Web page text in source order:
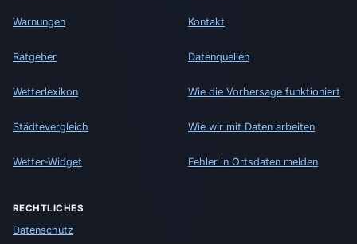
Warnungen
Ratgeber
Wetterlexikon
Städtevergleich
Wetter-Widget
Kontakt
Datenquellen
Wie die Vorhersage funktioniert
Wie wir mit Daten arbeiten
Fehler in Ortsdaten melden
RECHTLICHES
Datenschutz